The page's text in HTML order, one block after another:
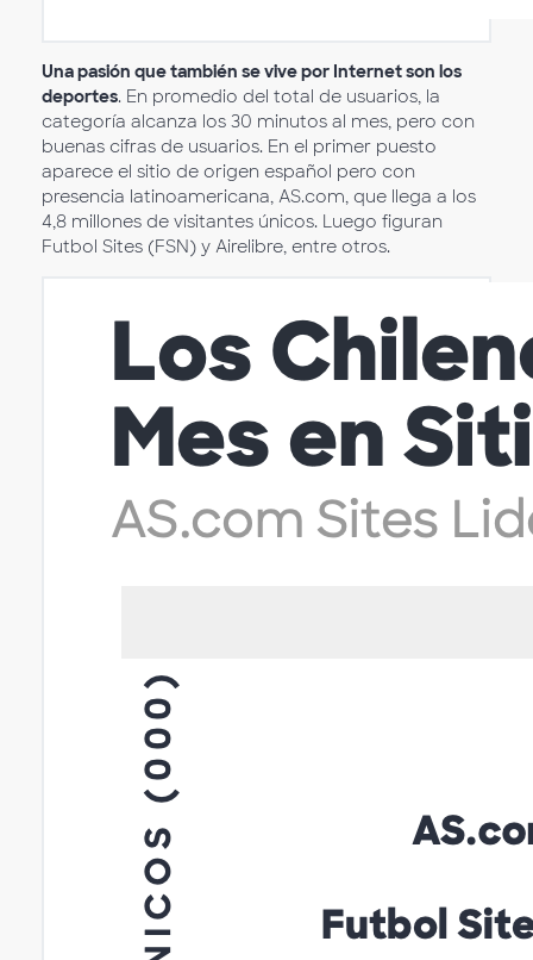
Una pasión que también se vive por Internet son los
deportes. En promedio del total de usuarios, la
categoría alcanza los 30 minutos al mes, pero con
buenas cifras de usuarios. En el primer puesto
aparece el sitio de origen español pero con
presencia latinoamericana, AS.com, que llega a los
4,8 millones de visitantes únicos. Luego figuran
Futbol Sites (FSN) y Airelibre, entre otros.